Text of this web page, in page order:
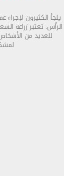
يلجأ الكثيرون
الرأس. تعتبر زراعة
للعديد من